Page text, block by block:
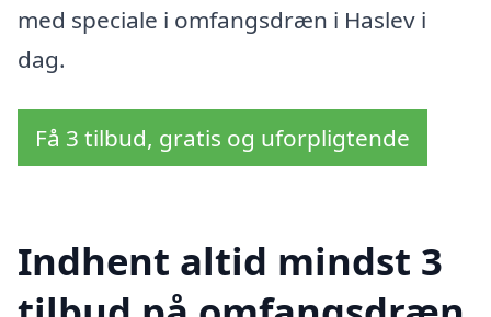
med speciale i omfangsdræn i Haslev i
dag.
Få 3 tilbud, gratis og uforpligtende
Indhent altid mindst 3